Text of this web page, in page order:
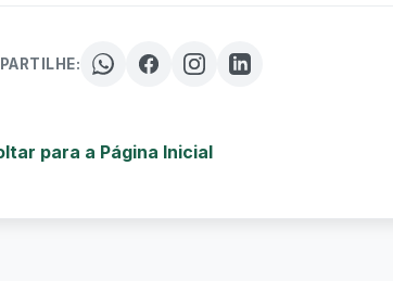
para a Página Inicial